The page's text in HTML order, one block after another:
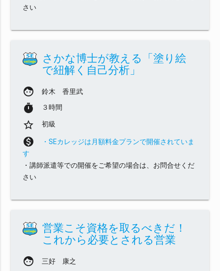
さい
さかな博士が教える「塗り絵
で紐解く自己分析」
face 鈴木 香里武
timer ３時間
star_border 初級
monetization_on
・SEカレッジは月額料金プランで開催されていま
す
・講師派遣等での開催をご希望の場合は、お問合せくだ
さい
営業こそ資格を取るべきだ！
これから必要とされる営業
face 三好 康之